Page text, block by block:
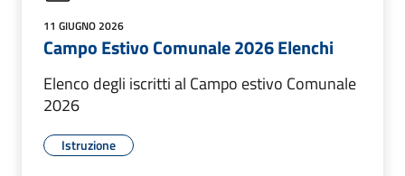
11 GIUGNO 2026
Campo Estivo Comunale 2026 Elenchi
Elenco degli iscritti al Campo estivo Comunale
2026
Istruzione